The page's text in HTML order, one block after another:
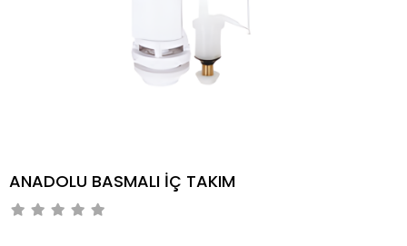
ANADOLU BASMALI İÇ TAKIM